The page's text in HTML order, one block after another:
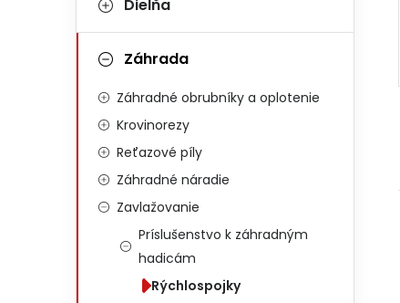
Dielňa
Záhrada
Záhradné obrubníky a oplotenie
Krovinorezy
Reťazové píly
Záhradné náradie
Zavlažovanie
Príslušenstvo k záhradným
hadicám
Rýchlospojky